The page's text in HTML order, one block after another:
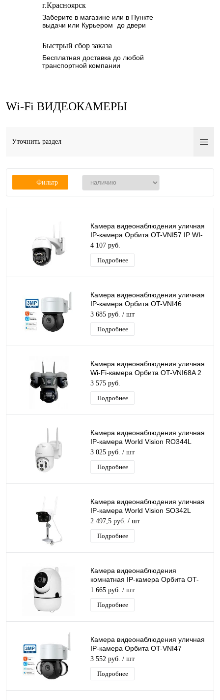
г.Красноярск
Заберите в магазине или в Пункте
выдачи или Курьером до двери
Быстрый сбор заказа
Бесплатная доставка до любой
транспортной компании
Wi-Fi ВИДЕОКАМЕРЫ
Уточнить раздел
Фильтр
Камера видеонаблюдения уличная
IP-камера Орбита OT-VNI57 IP WI-
FI камера 4 Mpix две линзы
2.8/12мм
4 107 руб.
Подробнее
Камера видеонаблюдения уличная
IP-камера Орбита OT-VNI46
Lan+Wi-Fi видеокамера 3 Mpix
3,6мм
3 685 руб. / шт
Подробнее
Камера видеонаблюдения уличная
Wi-Fi-камера Орбита OT-VNI68A 2
Mpix 3 HD камеры
3 575 руб.
Подробнее
Камера видеонаблюдения уличная
IP-камера World Vision RO344L
Lan+Wi-Fi камера 3 Mpix 4мм,
H.265
3 025 руб. / шт
Подробнее
Камера видеонаблюдения уличная
IP-камера World Vision SO342L
Lan+Wi-Fi камера 3 Mpix 4мм
2 497,5 руб. / шт
Подробнее
Камера видеонаблюдения
комнатная IP-камера Орбита OT-
VNI20 (С291) Lan+Wi-Fi
видеокамера 2 Mpix 3,6мм
1 665 руб. / шт
Подробнее
Камера видеонаблюдения уличная
IP-камера Орбита OT-VNI47
Lan+Wi-Fi камера 3 Mpix 3,6мм для
дома и др
3 552 руб. / шт
Подробнее